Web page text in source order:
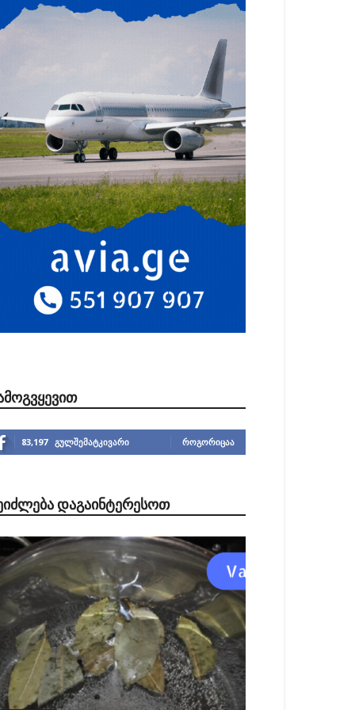
83,197 გულშემატკივარი ᲠᲝᲒᲝᲠᲘᲪᲐᲐ
ᲓᲐᲒᲐᲘᲜᲢᲔᲠᲔᲡᲝᲗ